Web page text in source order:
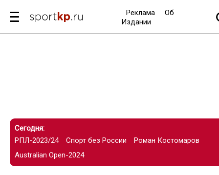
Реклама
Об
Издании
Сегодня:
РПЛ-2023/24
Спорт без России
Роман Костомаров
Australian Open-2024